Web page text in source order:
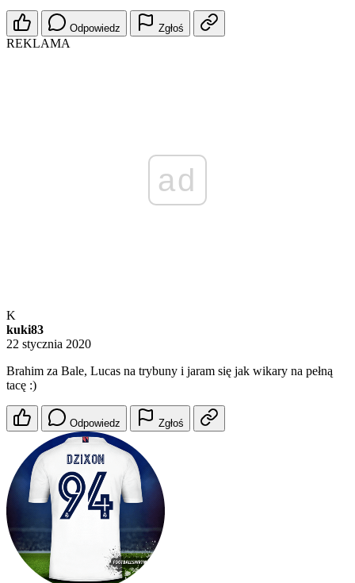
Odpowiedz Zgłoś
REKLAMA
ad
K
kuki83
22 stycznia 2020
Brahim za Bale, Lucas na trybuny i jaram się jak wikary na pełną
tacę :)
Odpowiedz Zgłoś